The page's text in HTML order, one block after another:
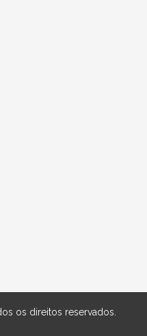
os direitos reservados.